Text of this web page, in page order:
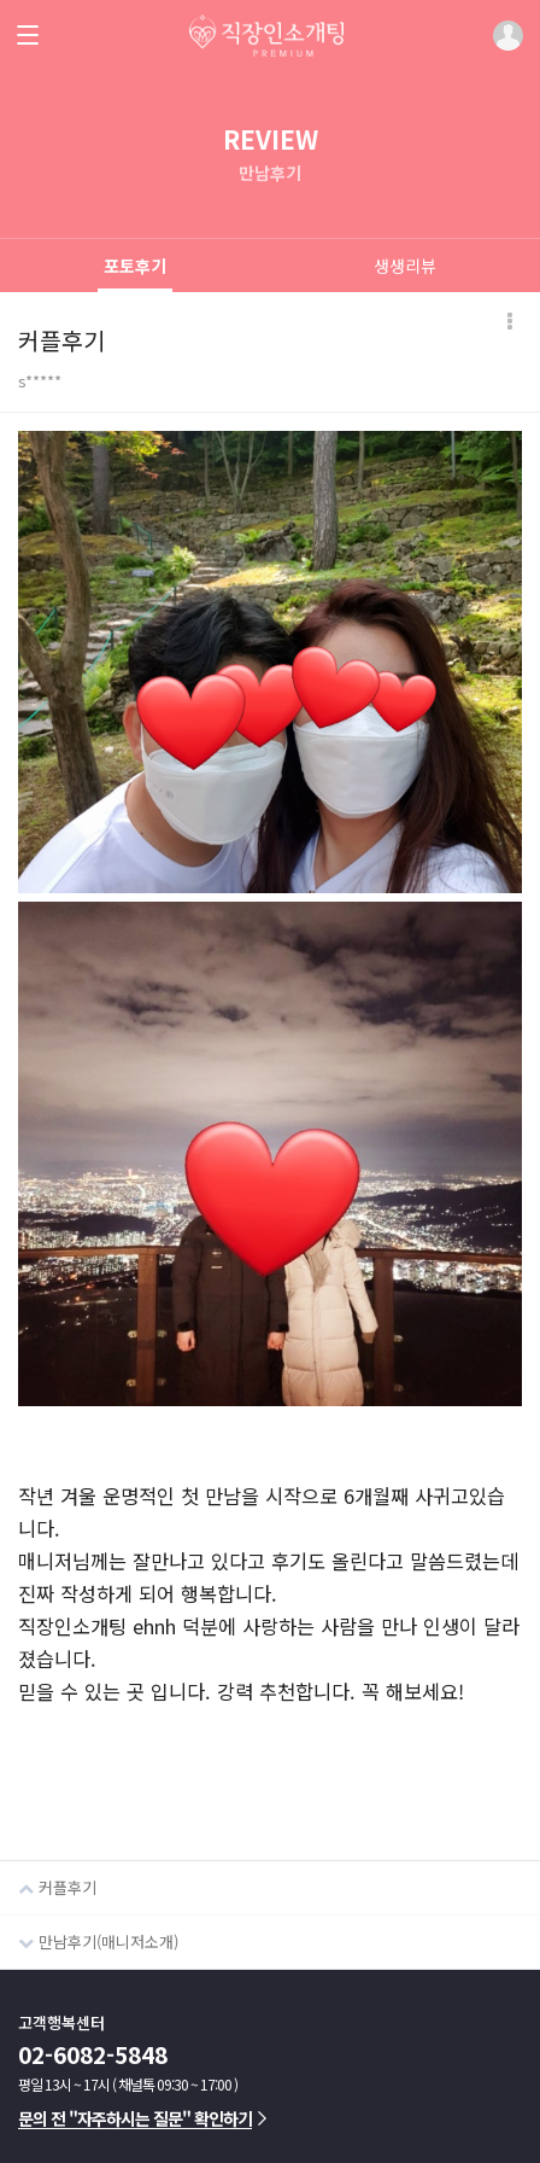
REVIEW
만남후기
포토후기 생생리뷰
커플후기
s*****
본문
작년 겨울 운명적인 첫 만남을 시작으로 6개월째 사귀고있습
니다.
매니저님께는 잘만나고 있다고 후기도 올린다고 말씀드렸는데
진짜 작성하게 되어 행복합니다.
직장인소개팅 ehnh 덕분에 사랑하는 사람을 만나 인생이 달라
졌습니다.
믿을 수 있는 곳 입니다. 강력 추천합니다. 꼭 해보세요!
커플후기
만남후기(매니저소개)
고객행복센터
02-6082-5848
평일 13시 ~ 17시 ( 채널톡 09:30 ~ 17:00 )
문의 전 "자주하시는 질문" 확인하기